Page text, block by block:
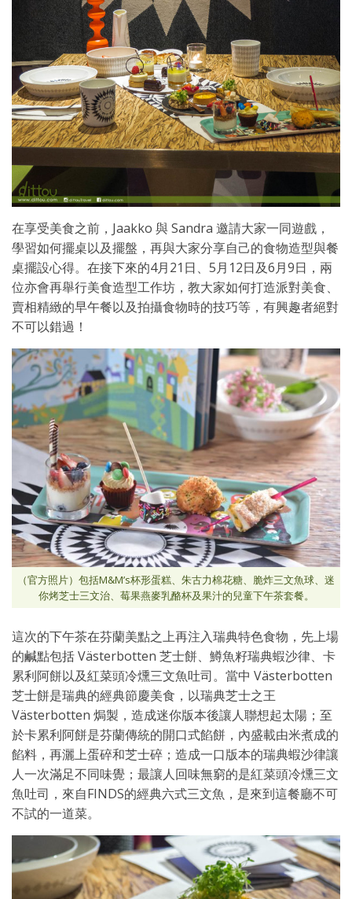
在享受美食之前，Jaakko 與 Sandra 邀請大家一同遊戲，
學習如何擺桌以及擺盤，再與大家分享自己的食物造型與餐
桌擺設心得。在接下來的4月21日、5月12日及6月9日，兩
位亦會再舉行美食造型工作坊，教大家如何打造派對美食、
賣相精緻的早午餐以及拍攝食物時的技巧等，有興趣者絕對
不可以錯過！
（官方照片）包括M&M’s杯形蛋糕、朱古力棉花糖、脆炸三文魚球、迷
你烤芝士三文治、莓果燕麥乳酪杯及果汁的兒童下午茶套餐。
這次的下午茶在芬蘭美點之上再注入瑞典特色食物，先上場
的鹹點包括 Västerbotten 芝士餅、鱒魚籽瑞典蝦沙律、卡
累利阿餅以及紅菜頭冷燻三文魚吐司。當中 Västerbotten
芝士餅是瑞典的經典節慶美食，以瑞典芝士之王
Västerbotten 焗製，造成迷你版本後讓人聯想起太陽；至
於卡累利阿餅是芬蘭傳統的開口式餡餅，內盛載由米煮成的
餡料，再灑上蛋碎和芝士碎；造成一口版本的瑞典蝦沙律讓
人一次滿足不同味覺；最讓人回味無窮的是紅菜頭冷燻三文
魚吐司，來自FINDS的經典六式三文魚，是來到這餐廳不可
不試的一道菜。